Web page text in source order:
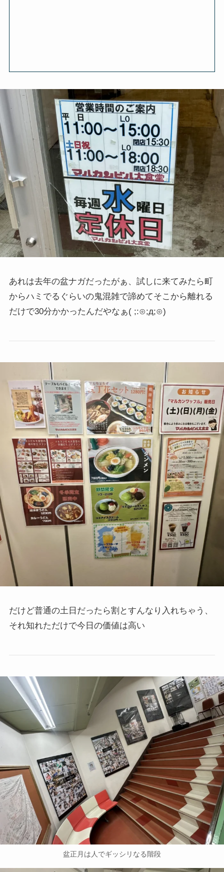
あれは去年の盆ナガだったがぁ、試しに来てみたら町
からハミでるぐらいの鬼混雑で諦めてそこから離れる
だけで30分かかったんだやなぁ( ;:⊙;д;⊙)
だけど普通の土日だったら割とすんなり入れちゃう、
それ知れただけで今日の価値は高い
盆正月は人でギッシリなる階段